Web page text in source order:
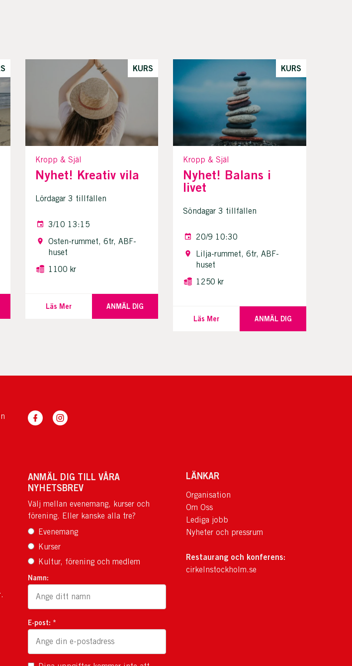
KURS
Kropp & Själ
Nyhet! Kreativ vila
Lördagar 3 tillfällen
3/10 13:15
Osten-rummet, 6tr, ABF-
huset
1100 kr
Läs Mer ANMÄL DIG
KURS
Kropp & Själ
Nyhet! Balans i
livet
Söndagar 3 tillfällen
20/9 10:30
Lilja-rummet, 6tr, ABF-
huset
1250 kr
Läs Mer ANMÄL DIG
.
ANMÄL DIG TILL VÅRA
NYHETSBREV
Välj mellan evenemang, kurser och
förening. Eller kanske alla tre?
Evenemang
Kurser
Kultur, förening och medlem
Namn:
E-post: *
LÄNKAR
Organisation
Om Oss
Lediga jobb
Nyheter och pressrum
Restaurang och konferens:
cirkelnstockholm.se